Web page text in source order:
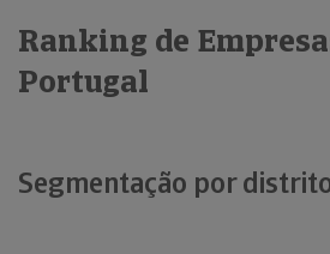
Ranking de
Portugal
Segmentação por